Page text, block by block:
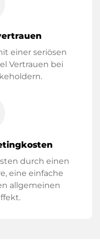
einer seriösen
Vertrauen bei
durch einen
eine einfache
allgemeinen